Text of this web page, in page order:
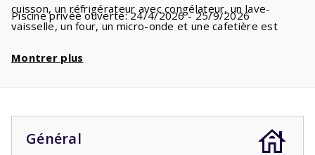
cuisson, un réfrigérateur avec congélateur, un lave-
vaisselle, un four, un micro-onde et une cafetière est
sont situés dans la buanderie. Les trois
et/ou douche, lavabo et WC et une avec douche, lavabo
et éventuellement. toilettes. Il y a aussi un 2ème ou
3ème WC séparé. Une belle
vous attend. Profitez
Piscine privée ouverte: 24/4/2026 - 25/9/2026
Montrer plus
Général